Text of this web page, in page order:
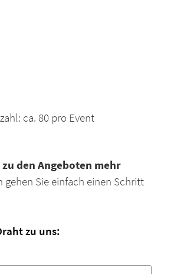
ca. 80 pro Event
den Angeboten mehr
gehen Sie einfach einen Schritt
zu uns: